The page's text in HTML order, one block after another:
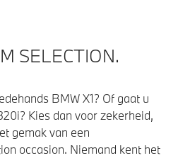
luchtvering op voor- en
SELECTION.
BMW X1? Of gaat u
Kies dan voor zekerheid,
gemak van een
occasion. Niemand kent het